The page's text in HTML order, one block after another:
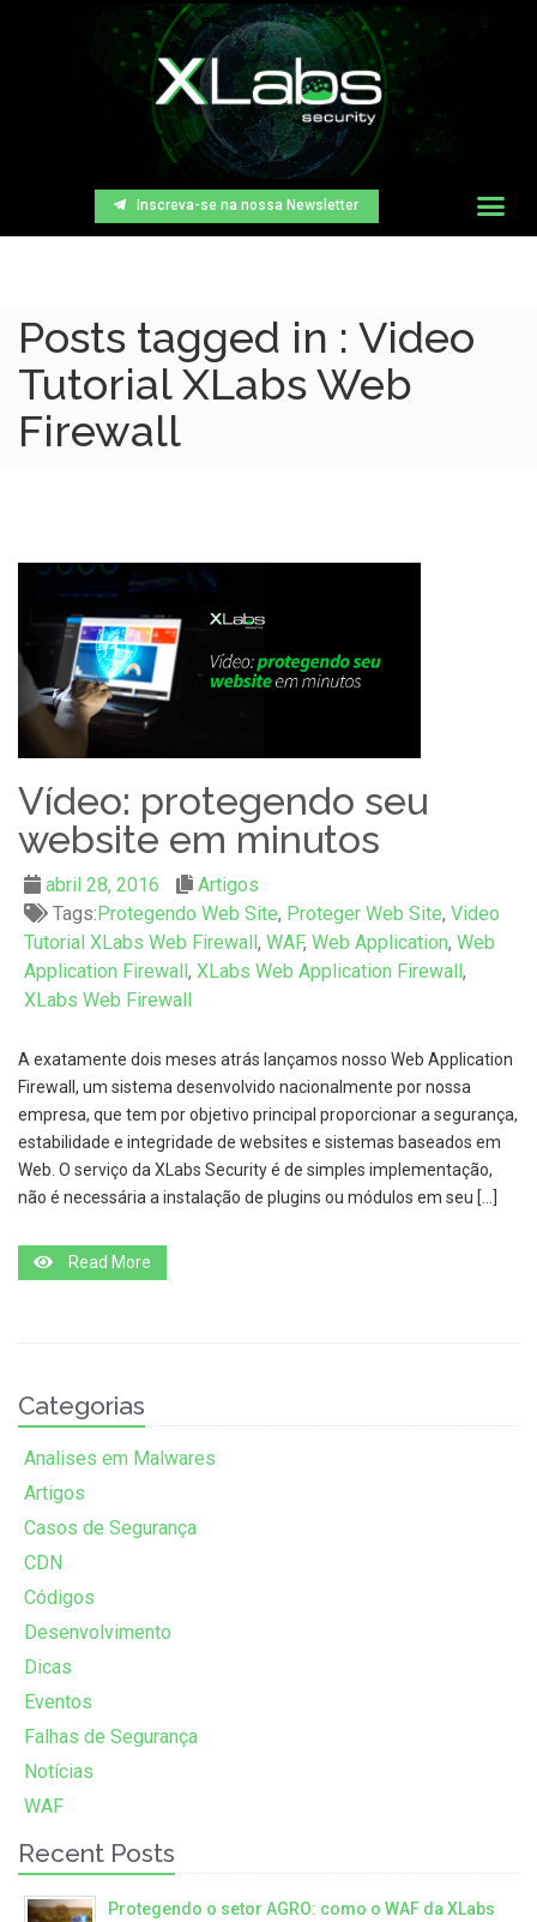
Inscreva-se na nossa Newsletter
Posts tagged in : Video
Tutorial XLabs Web
Firewall
Vídeo: protegendo seu
website em minutos
abril 28, 2016
Artigos
Tags: Protegendo Web Site, Proteger Web Site, Video
Tutorial XLabs Web Firewall , WAF, Web Application, Web
Application Firewall , XLabs Web Application Firewall ,
XLabs Web Firewall
A exatamente dois meses atrás lançamos nosso Web Application
Firewall, um sistema desenvolvido nacionalmente por nossa
empresa, que tem por objetivo principal proporcionar a segurança,
estabilidade e integridade de websites e sistemas baseados em
Web. O serviço da XLabs Security é de simples implementação,
não é necessária a instalação de plugins ou módulos em seu […]
Read More
Categorias
Analises em Malwares
Artigos
Casos de Segurança
CDN
Códigos
Desenvolvimento
Dicas
Eventos
Falhas de Segurança
Notícias
WAF
Recent Posts
Protegendo o setor AGRO: como o WAF da XLabs